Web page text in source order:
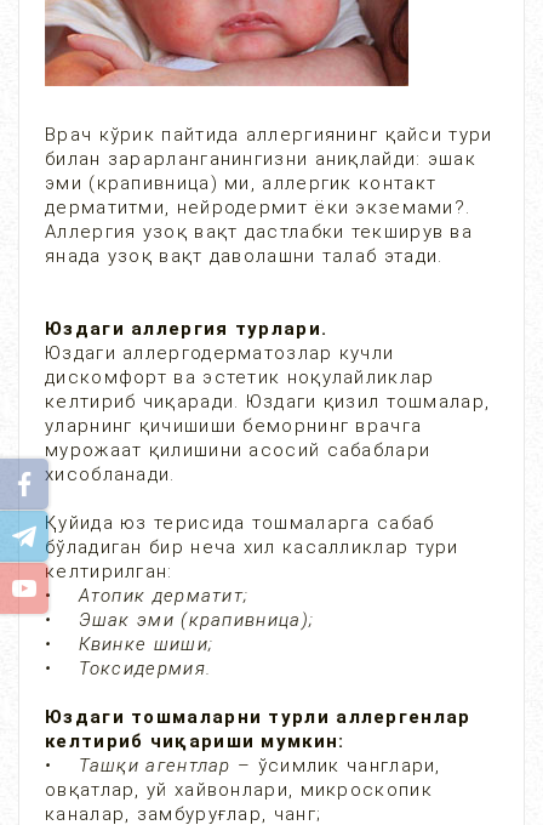
Врач кўрик пайтида аллергиянинг қайси тури
билан зарарланганингизни аниқлайди: эшак
эми (крапивница) ми, аллергик контакт
дерматитми, нейродермит ёки экземами?.
Аллергия узоқ вақт дастлабки текширув ва
янада узоқ вақт даволашни талаб этади.
Юздаги аллергия турлари.
Юздаги аллергодерматозлар кучли
дискомфорт ва эстетик ноқулайликлар
келтириб чиқаради. Юздаги қизил тошмалар,
уларнинг қичишиши беморнинг врачга
мурожаат қилишини асосий сабаблари
хисобланади.
Қуйида юз терисида тошмаларга сабаб
бўладиган бир неча хил касалликлар тури
келтирилган:
•
Атопик дерматит;
• Эшак эми (крапивница);
• Квинке шиши;
• Токсидермия.
Юздаги тошмаларни турли аллергенлар
келтириб чиқариши мумкин:
• Ташқи агентлар – ўсимлик чанглари,
овқатлар, уй хайвонлари, микроскопик
каналар, замбуруғлар, чанг;